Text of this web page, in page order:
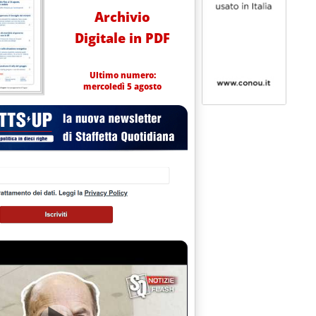
Archivio
Digitale in PDF
Ultimo numero:
mercoledì 5 agosto